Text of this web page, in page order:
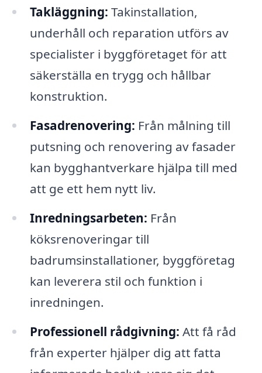
Takläggning: Takinstallation,
underhåll och reparation utförs av
specialister i byggföretaget för att
säkerställa en trygg och hållbar
konstruktion.
Fasadrenovering: Från målning till
putsning och renovering av fasader
kan bygghantverkare hjälpa till med
att ge ett hem nytt liv.
Inredningsarbeten: Från
köksrenoveringar till
badrumsinstallationer, byggföretag
kan leverera stil och funktion i
inredningen.
Professionell rådgivning: Att få råd
från experter hjälper dig att fatta